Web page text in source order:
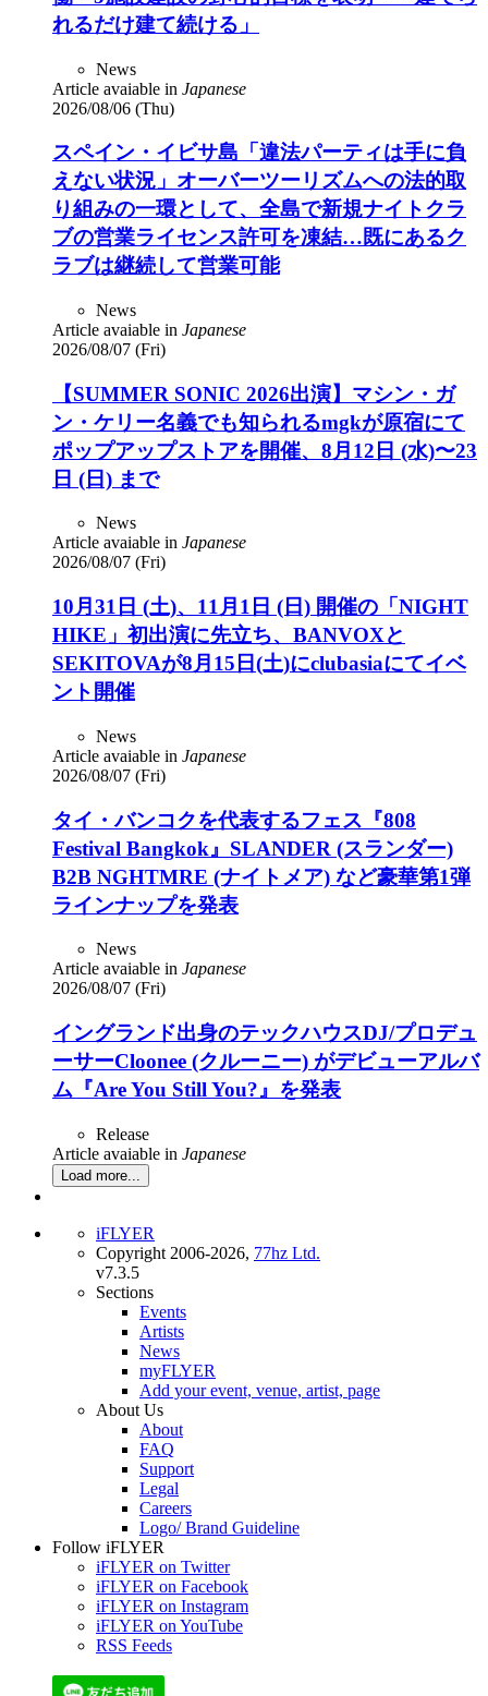
れるだけ建て続ける」
News
Article avaiable in Japanese
2026/08/06 (Thu)
スペイン・イビサ島「違法パーティは手に負
えない状況」オーバーツーリズムへの法的取
り組みの一環として、全島で新規ナイトクラ
ブの営業ライセンス許可を凍結…既にあるク
ラブは継続して営業可能
News
Article avaiable in Japanese
2026/08/07 (Fri)
【SUMMER SONIC 2026出演】マシン・ガ
ン・ケリー名義でも知られるmgkが原宿にて
ポップアップストアを開催、8月12日 (水)〜23
日 (日) まで
News
Article avaiable in Japanese
2026/08/07 (Fri)
10月31日 (土)、11月1日 (日) 開催の「NIGHT
HIKE」初出演に先立ち、BANVOXと
SEKITOVAが8月15日(土)にclubasiaにてイベ
ント開催
News
Article avaiable in Japanese
2026/08/07 (Fri)
タイ・バンコクを代表するフェス『808
Festival Bangkok』SLANDER (スランダー)
B2B NGHTMRE (ナイトメア) など豪華第1弾
ラインナップを発表
News
Article avaiable in Japanese
2026/08/07 (Fri)
イングランド出身のテックハウスDJ/プロデュ
ーサーCloonee (クルーニー) がデビューアルバ
ム『Are You Still You?』を発表
Release
Article avaiable in Japanese
Load more...
iFLYER
Copyright 2006-2026, 77hz Ltd.
v7.3.5
Sections
Events
Artists
News
myFLYER
Add your event, venue, artist, page
About Us
About
FAQ
Support
Legal
Careers
Logo/ Brand Guideline
Follow iFLYER
iFLYER on Twitter
iFLYER on Facebook
iFLYER on Instagram
iFLYER on YouTube
RSS Feeds